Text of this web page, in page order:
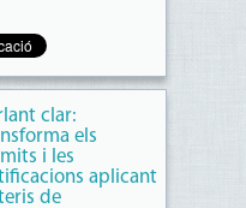
clar:
els
i les
aplicant
de